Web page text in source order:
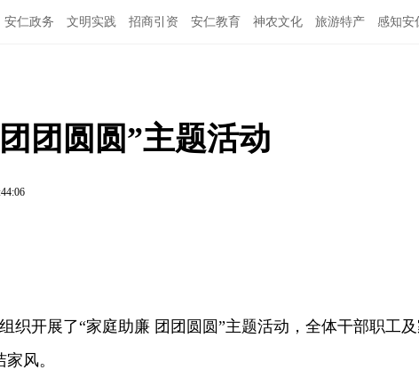
安仁政务 文明实践 招商引资 安仁教育 神农文化 旅游特产 感知安
团圆圆”主题活动
织开展了“家庭助廉 团团圆圆”主题活动，全体干部职工
风。